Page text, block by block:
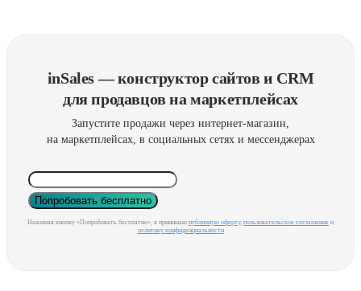
inSales — конструктор сайтов и CRM
для продавцов на маркетплейсах
Запустите продажи через интернет-магазин,
на маркетплейсах, в социальных сетях и мессенджерах
Попробовать бесплатно
Нажимая кнопку «Попробовать бесплатно», я принимаю публичную оферту, пользовательское соглашение и
политику конфиденциальности